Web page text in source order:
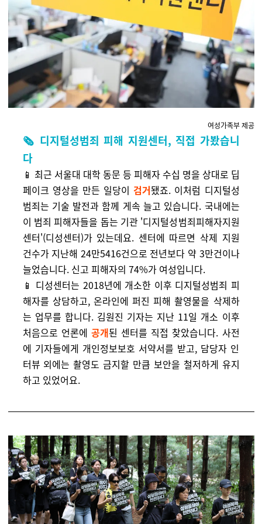
여성가족부 제공
🗞️ 디지털성범죄 피해 지원센터, 직접 가봤습니
다
📱 최근 서울대 대학 동문 등 피해자 수십 명을 상대로 딥
페이크 영상을 만든 일당이 검거됐죠. 이처럼 디지털성
범죄는 기술 발전과 함께 게속 늘고 있습니다. 국내에는
이 범죄 피해자들을 돕는 기관 '디지털성범죄피해자지원
센터'(디성센터)가 있는데요. 센터에 따르면 삭제 지원
건수가 지난해 24만5416건으로 전년보다 약 3만건이나
늘었습니다. 신고 피해자의 74%가 여성입니다.
📱 디성센터는 2018년에 개소한 이후 디지털성범죄 피
해자를 상담하고, 온라인에 퍼진 피해 촬영물을 삭제하
는 업무를 합니다. 김원진 기자는 지난 11일 개소 이후
처음으로 언론에 공개된 센터를 직접 찾았습니다. 사전
에 기자들에게 개인정보보호 서약서를 받고, 담당자 인
터뷰 외에는 촬영도 금지할 만큼 보안을 철저하게 유지
하고 있었어요.